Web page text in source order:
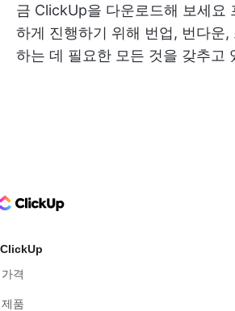
금 ClickUp을 다운로드해 보세요
하게 진행하기 위해 번업, 번다운,
하는 데 필요한 모든 것을 갖추고
Logo
ClickUp
가격
제품